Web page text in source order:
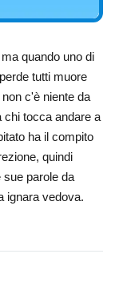
quando uno di
tutti muore
c'è niente da
chi tocca andare a
ha il compito
quindi
parole da
ignara vedova.